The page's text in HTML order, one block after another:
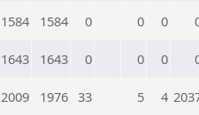
1584 1584 0 0 0
1643 1643 0 0 0
2009 1976 33 5 4